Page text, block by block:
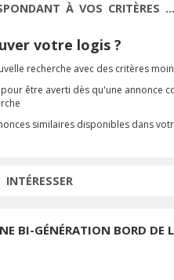
À VOS CRITÈRES ...
votre logis ?
recherche avec des critères
être averti dès qu'une annonce
similaires disponibles dans
BI-GÉNÉRATION BORD DE